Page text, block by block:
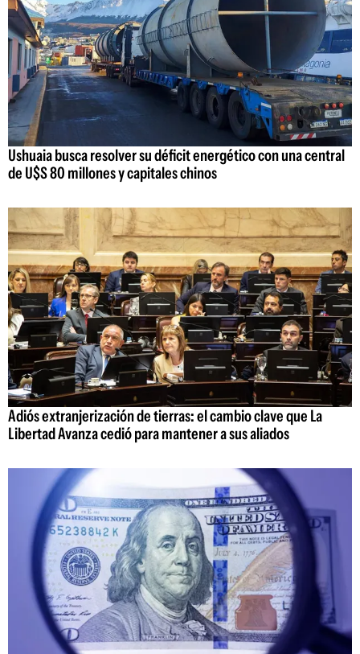
Ushuaia busca resolver su déficit energético con una central
de U$S 80 millones y capitales chinos
Adiós extranjerización de tierras: el cambio clave que La
Libertad Avanza cedió para mantener a sus aliados